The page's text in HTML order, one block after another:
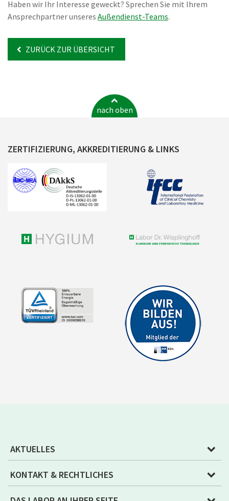
Haben wir Ihr Interesse geweckt? Sprechen Sie mit Ihrem
Ansprechpartner unseres Außendienst-Teams.
ZURÜCK ZUR ÜBERSICHT
nach oben
ZERTIFIZIERUNG, AKKREDITIERUNG & LINKS
AKTUELLES
KONTAKT & RECHTLICHES